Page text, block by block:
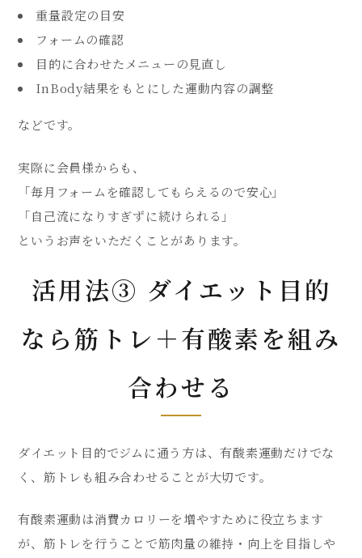
重量設定の目安
フォームの確認
目的に合わせたメニューの見直し
InBody結果をもとにした運動内容の調整
などです。
実際に会員様からも、
「毎月フォームを確認してもらえるので安心」
「自己流になりすぎずに続けられる」
というお声をいただくことがあります。
活用法③ ダイエット目的
なら筋トレ＋有酸素を組み
合わせる
ダイエット目的でジムに通う方は、有酸素運動だけでな
く、筋トレも組み合わせることが大切です。
有酸素運動は消費カロリーを増やすために役立ちます
が、筋トレを行うことで筋肉量の維持・向上を目指しや